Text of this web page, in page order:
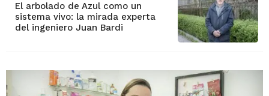
El arbolado de Azul como un
sistema vivo: la mirada experta
del ingeniero Juan Bardi